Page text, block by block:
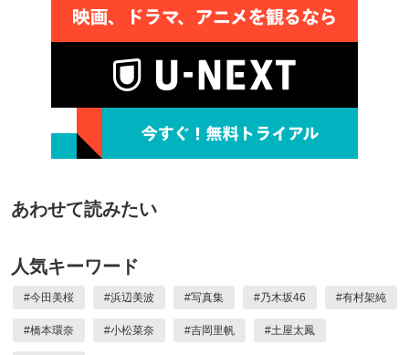
あわせて読みたい
人気キーワード
#今田美桜 #浜辺美波 #写真集 #乃木坂46 #有村架純
#橋本環奈 #小松菜奈 #吉岡里帆 #土屋太鳳